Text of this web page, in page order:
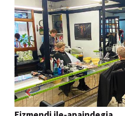
Previous